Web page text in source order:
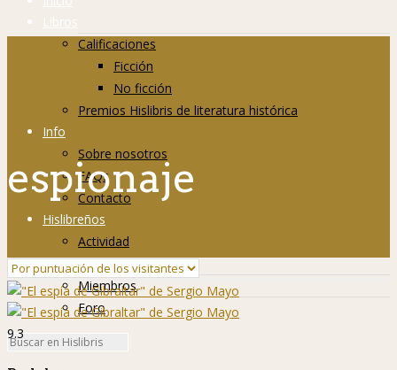
Libros
Calificaciones
Ficción
No ficción
Premios Hislibris de literatura histórica
Info
Sobre nosotros
FAQs
Contacto
Hislibreños
Actividad
Grupos
Miembros
Foro
espionaje
9.3